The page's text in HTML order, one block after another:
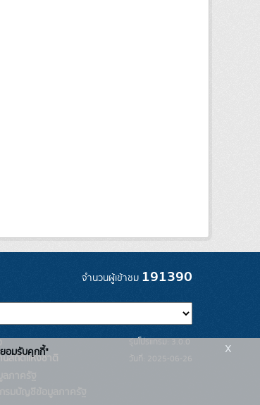
จำนวนผู้เข้าชม 191390
นสถิติแห่งชาติ
รุ่นโปรแกรม: 3.0.0
วันที่: 2025-06-26
อมรับคุกกี้"
x